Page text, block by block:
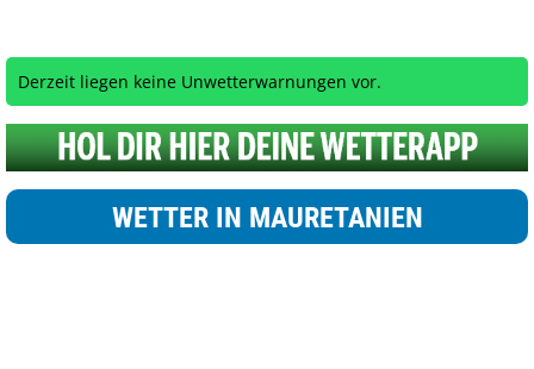
Derzeit liegen keine Unwetterwarnungen vor.
WETTER IN MAURETANIEN